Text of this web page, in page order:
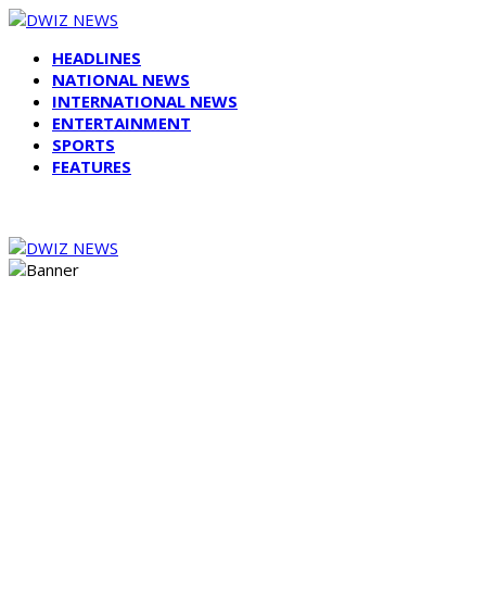
HEADLINES
NATIONAL NEWS
INTERNATIONAL NEWS
ENTERTAINMENT
SPORTS
FEATURES